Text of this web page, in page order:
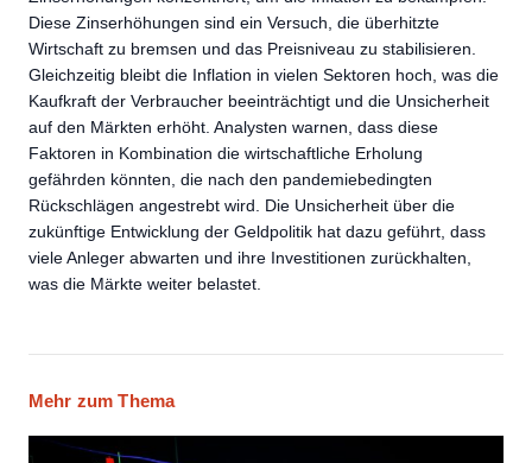
Diese Zinserhöhungen sind ein Versuch, die überhitzte
Wirtschaft zu bremsen und das Preisniveau zu stabilisieren.
Gleichzeitig bleibt die Inflation in vielen Sektoren hoch, was die
Kaufkraft der Verbraucher beeinträchtigt und die Unsicherheit
auf den Märkten erhöht. Analysten warnen, dass diese
Faktoren in Kombination die wirtschaftliche Erholung
gefährden könnten, die nach den pandemiebedingten
Rückschlägen angestrebt wird. Die Unsicherheit über die
zukünftige Entwicklung der Geldpolitik hat dazu geführt, dass
viele Anleger abwarten und ihre Investitionen zurückhalten,
was die Märkte weiter belastet.
Mehr zum Thema